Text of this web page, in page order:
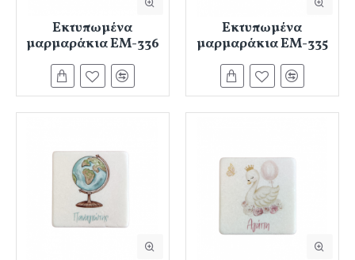
Εκτυπωμένα
μαρμαράκια ΕΜ-336
Εκτυπωμένα
μαρμαράκια ΕΜ-335